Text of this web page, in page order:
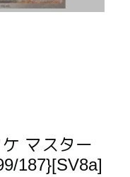
ケ マスター
187}[SV8a]